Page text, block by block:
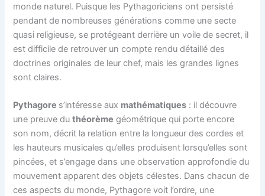
monde naturel. Puisque les Pythagoriciens ont persisté
pendant de nombreuses générations comme une secte
quasi religieuse, se protégeant derrière un voile de secret, il
est difficile de retrouver un compte rendu détaillé des
doctrines originales de leur chef, mais les grandes lignes
sont claires.
Pythagore s’intéresse aux mathématiques : il découvre
une preuve duthéorème géométrique qui porte encore
son nom, décrit la relation entre la longueur des cordes et
les hauteurs musicales qu’elles produisent lorsqu’elles sont
pincées, et s’engage dans une observation approfondie du
mouvement apparent des objets célestes. Dans chacun de
ces aspects du monde, Pythagore voit l’ordre, une